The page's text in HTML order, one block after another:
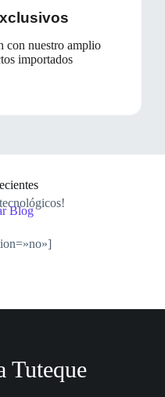
con nuestro amplio
importados
Blog
Tuteque